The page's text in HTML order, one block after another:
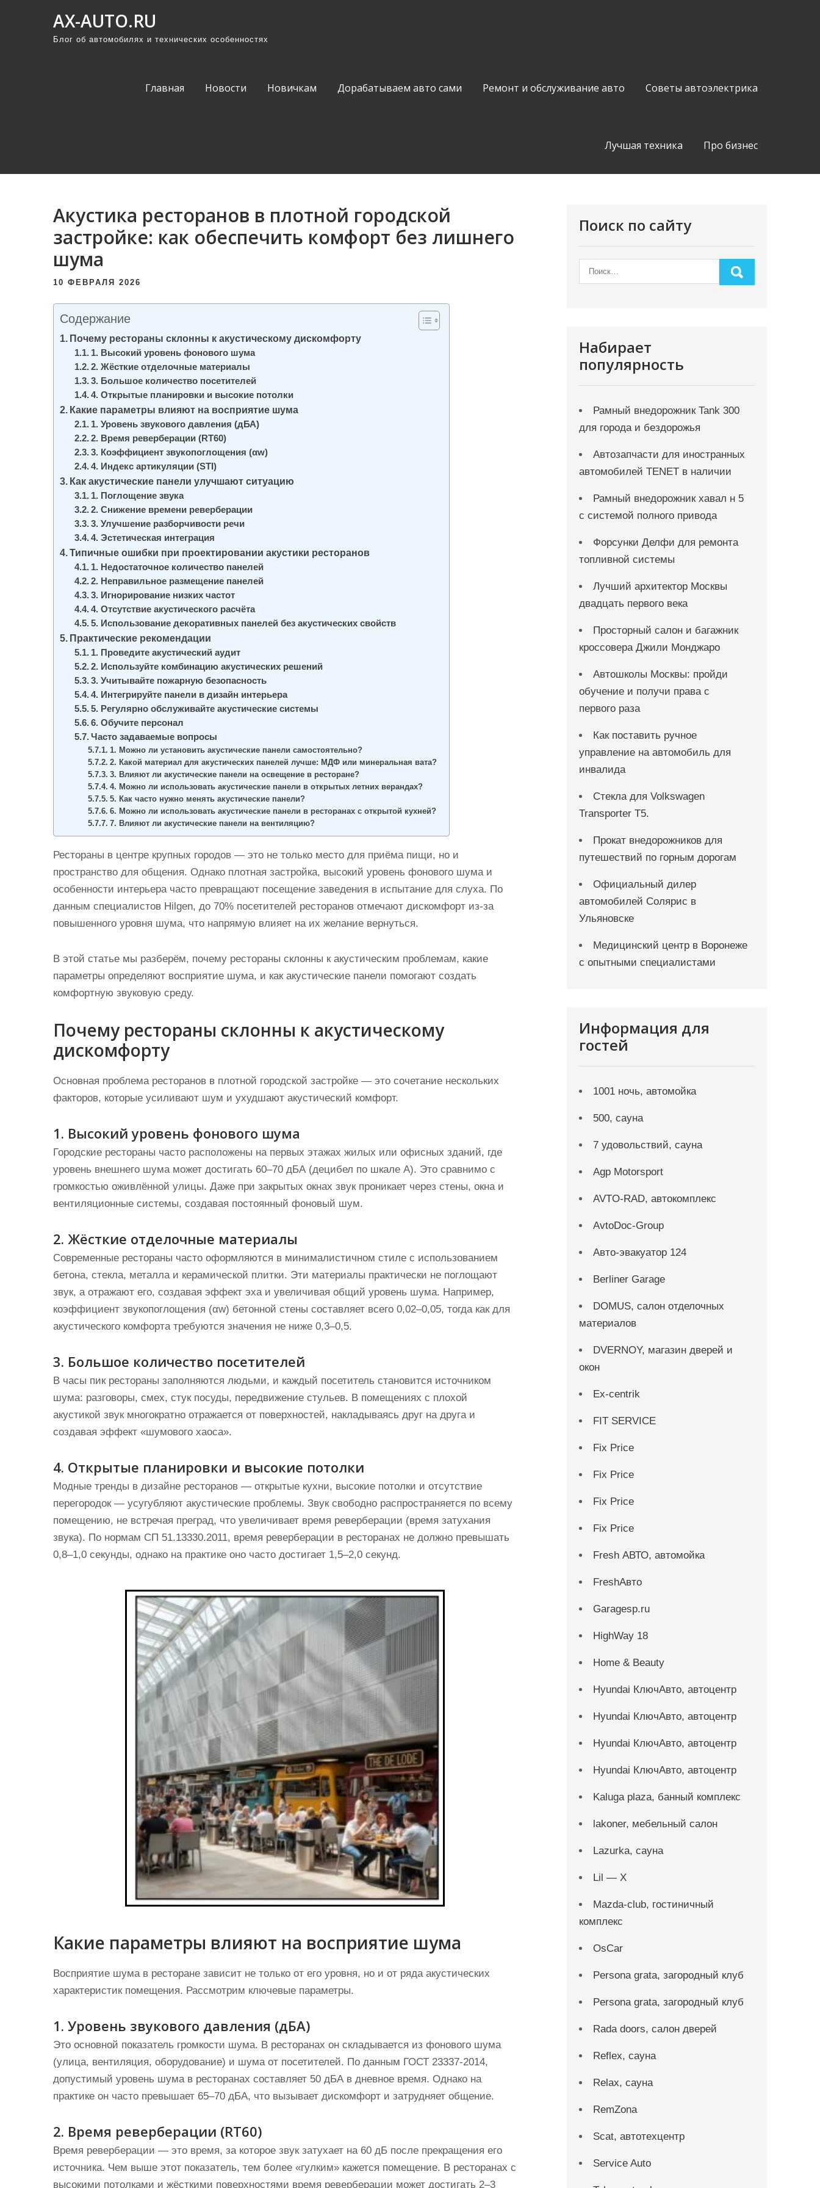
AX-AUTO.RU
Блог об автомобилях и технических особенностях
Главная Новости Новичкам Дорабатываем авто сами Ремонт и обслуживание авто Советы автоэлектрика
Лучшая техника Про бизнес
Акустика ресторанов в плотной городской
застройке: как обеспечить комфорт без лишнего
шума
10 ФЕВРАЛЯ 2026
Содержание
Почему рестораны склонны к акустическому дискомфорту
1. Высокий уровень фонового шума
2. Жёсткие отделочные материалы
3. Большое количество посетителей
4. Открытые планировки и высокие потолки
Какие параметры влияют на восприятие шума
1. Уровень звукового давления (дБА)
2. Время реверберации (RT60)
3. Коэффициент звукопоглощения (αw)
4. Индекс артикуляции (STI)
Как акустические панели улучшают ситуацию
1. Поглощение звука
2. Снижение времени реверберации
3. Улучшение разборчивости речи
4. Эстетическая интеграция
Типичные ошибки при проектировании акустики ресторанов
1. Недостаточное количество панелей
2. Неправильное размещение панелей
3. Игнорирование низких частот
4. Отсутствие акустического расчёта
5. Использование декоративных панелей без акустических свойств
Практические рекомендации
1. Проведите акустический аудит
2. Используйте комбинацию акустических решений
3. Учитывайте пожарную безопасность
4. Интегрируйте панели в дизайн интерьера
5. Регулярно обслуживайте акустические системы
6. Обучите персонал
Часто задаваемые вопросы
1. Можно ли установить акустические панели самостоятельно?
2. Какой материал для акустических панелей лучше: МДФ или минеральная вата?
3. Влияют ли акустические панели на освещение в ресторане?
4. Можно ли использовать акустические панели в открытых летних верандах?
5. Как часто нужно менять акустические панели?
6. Можно ли использовать акустические панели в ресторанах с открытой кухней?
7. Влияют ли акустические панели на вентиляцию?
Рестораны в центре крупных городов — это не только место для приёма пищи, но и
пространство для общения. Однако плотная застройка, высокий уровень фонового шума и
особенности интерьера часто превращают посещение заведения в испытание для слуха. По
данным специалистов Hilgen, до 70% посетителей ресторанов отмечают дискомфорт из-за
повышенного уровня шума, что напрямую влияет на их желание вернуться.
В этой статье мы разберём, почему рестораны склонны к акустическим проблемам, какие
параметры определяют восприятие шума, и как акустические панели помогают создать
комфортную звуковую среду.
Почему рестораны склонны к акустическому
дискомфорту
Основная проблема ресторанов в плотной городской застройке — это сочетание нескольких
факторов, которые усиливают шум и ухудшают акустический комфорт.
1. Высокий уровень фонового шума
Городские рестораны часто расположены на первых этажах жилых или офисных зданий, где
уровень внешнего шума может достигать 60–70 дБА (децибел по шкале А). Это сравнимо с
громкостью оживлённой улицы. Даже при закрытых окнах звук проникает через стены, окна и
вентиляционные системы, создавая постоянный фоновый шум.
2. Жёсткие отделочные материалы
Современные рестораны часто оформляются в минималистичном стиле с использованием
бетона, стекла, металла и керамической плитки. Эти материалы практически не поглощают
звук, а отражают его, создавая эффект эха и увеличивая общий уровень шума. Например,
коэффициент звукопоглощения (αw) бетонной стены составляет всего 0,02–0,05, тогда как для
акустического комфорта требуются значения не ниже 0,3–0,5.
3. Большое количество посетителей
В часы пик рестораны заполняются людьми, и каждый посетитель становится источником
шума: разговоры, смех, стук посуды, передвижение стульев. В помещениях с плохой
акустикой звук многократно отражается от поверхностей, накладываясь друг на друга и
создавая эффект «шумового хаоса».
4. Открытые планировки и высокие потолки
Модные тренды в дизайне ресторанов — открытые кухни, высокие потолки и отсутствие
перегородок — усугубляют акустические проблемы. Звук свободно распространяется по всему
помещению, не встречая преград, что увеличивает время реверберации (время затухания
звука). По нормам СП 51.13330.2011, время реверберации в ресторанах не должно превышать
0,8–1,0 секунды, однако на практике оно часто достигает 1,5–2,0 секунд.
Какие параметры влияют на восприятие шума
Восприятие шума в ресторане зависит не только от его уровня, но и от ряда акустических
характеристик помещения. Рассмотрим ключевые параметры.
1. Уровень звукового давления (дБА)
Это основной показатель громкости шума. В ресторанах он складывается из фонового шума
(улица, вентиляция, оборудование) и шума от посетителей. По данным ГОСТ 23337-2014,
допустимый уровень шума в ресторанах составляет 50 дБА в дневное время. Однако на
практике он часто превышает 65–70 дБА, что вызывает дискомфорт и затрудняет общение.
2. Время реверберации (RT60)
Время реверберации — это время, за которое звук затухает на 60 дБ после прекращения его
источника. Чем выше этот показатель, тем более «гулким» кажется помещение. В ресторанах с
высокими потолками и жёсткими поверхностями время реверберации может достигать 2–3
Поиск по сайту
Набирает
популярность
Рамный внедорожник Tank 300
для города и бездорожья
Автозапчасти для иностранных
автомобилей TENET в наличии
Рамный внедорожник хавал н 5
с системой полного привода
Форсунки Делфи для ремонта
топливной системы
Лучший архитектор Москвы
двадцать первого века
Просторный салон и багажник
кроссовера Джили Монджаро
Автошколы Москвы: пройди
обучение и получи права с
первого раза
Как поставить ручное
управление на автомобиль для
инвалида
Стекла для Volkswagen
Transporter T5.
Прокат внедорожников для
путешествий по горным дорогам
Официальный дилер
автомобилей Солярис в
Ульяновске
Медицинский центр в Воронеже
с опытными специалистами
Информация для
гостей
1001 ночь, автомойка
500, сауна
7 удовольствий, сауна
Agp Motorsport
AVTO-RAD, автокомплекс
AvtoDoc-Group
Aвто-эвакуатор 124
Berliner Garage
DOMUS, салон отделочных
материалов
DVERNOY, магазин дверей и
окон
Ex-centrik
FIT SERVICE
Fix Price
Fix Price
Fix Price
Fix Price
Fresh АВТО, автомойка
FreshАвто
Garagesp.ru
HighWay 18
Home & Beauty
Hyundai КлючАвто, автоцентр
Hyundai КлючАвто, автоцентр
Hyundai КлючАвто, автоцентр
Hyundai КлючАвто, автоцентр
Kaluga plaza, банный комплекс
lakoner, мебельный салон
Lazurka, сауна
Lil — X
Mazda-club, гостиничный
комплекс
OsCar
Persona grata, загородный клуб
Persona grata, загородный клуб
Rada doors, салон дверей
Reflex, сауна
Relax, сауна
RemZona
Scat, автотехцентр
Service Auto